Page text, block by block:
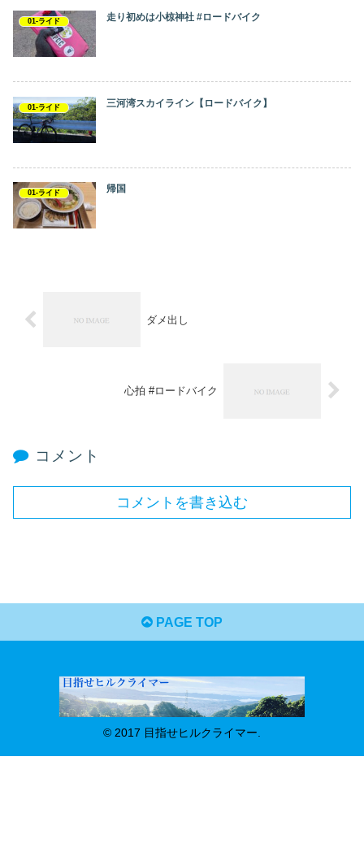
01-ライド 走り初めは小椋神社 #ロードバイク
01-ライド 三河湾スカイライン【ロードバイク】
01-ライド 帰国
ダメ出し
心拍 #ロードバイク
コメント
コメントを書き込む
PAGE TOP
© 2017 目指せヒルクライマー.